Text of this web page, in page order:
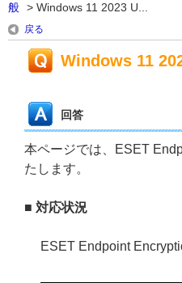
般 > Windows 11 2023 U...
戻る
Windows 11
回答
本ページでは、ESET
たします。
■ 対応状況
ESET Endpoint